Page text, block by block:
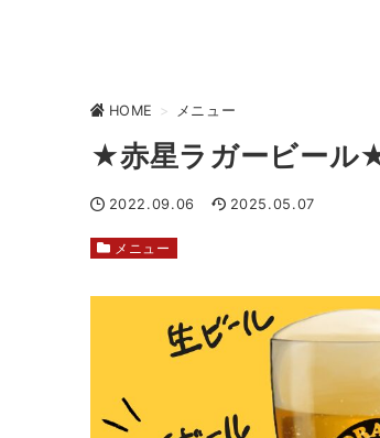
HOME > メニュー
★赤星ラガービール
2022.09.06 2025.05.07
メニュー